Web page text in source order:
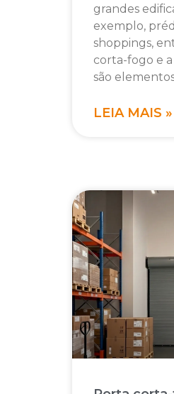
grandes
exemplo,
shoppings,
corta-fogo e
são
LEIA MAIS »